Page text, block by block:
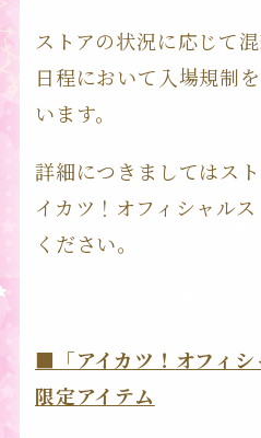
ストアの状況に応じて
日程において入場規制
います。
詳細につきましてはス
イカツ！オフィシャル
ください。
■「アイカツ！オフィシ
限定アイテム